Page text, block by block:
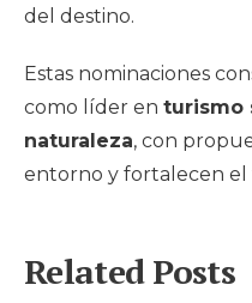
del destino.
Estas nominaciones
como líder en turismo
naturaleza, con
entorno y fortalecen el
Related Posts